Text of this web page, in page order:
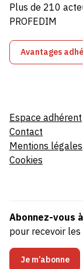
Plus de 210
PROFEDIM
Avantages
Espace adhérent
Contact
Mentions légales
Cookies
Abonnez-vous
pour recevoir les
Je m’abonne